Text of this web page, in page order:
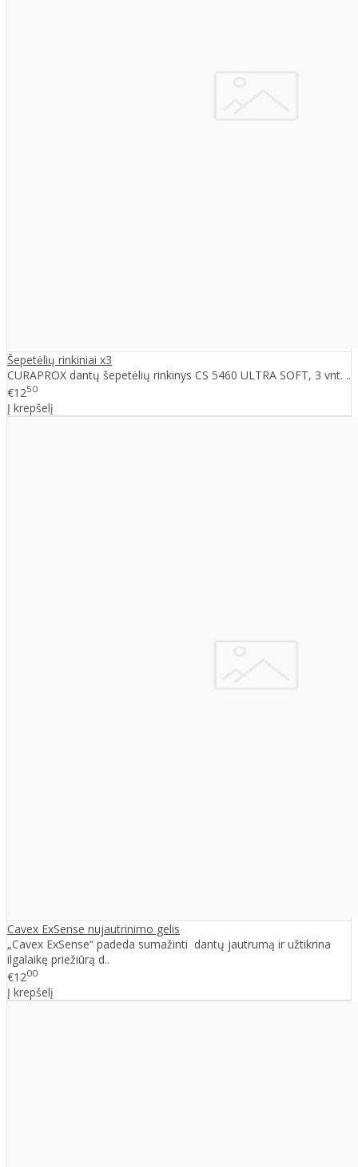
Šepetėlių rinkiniai x3
CURAPROX dantų šepetėlių rinkinys CS 5460 ULTRA SOFT, 3 vnt. ..
€1250
Į krepšelį
Cavex ExSense nujautrinimo gelis
„Cavex ExSense“ padeda sumažinti dantų jautrumą ir užtikrina
ilgalaikę priežiūrą d..
€1200
Į krepšelį